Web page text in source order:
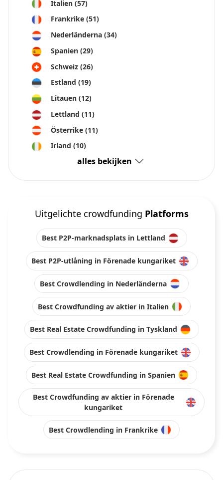
Italien (57)
Frankrike (51)
Nederländerna (34)
Spanien (29)
Schweiz (26)
Estland (19)
Litauen (12)
Lettland (11)
Österrike (11)
Irland (10)
alles bekijken
Uitgelichte crowdfunding Platforms
Best P2P-marknadsplats in Lettland
Best P2P-utlåning in Förenade kungariket
Best Crowdlending in Nederländerna
Best Crowdfunding av aktier in Italien
Best Real Estate Crowdfunding in Tyskland
Best Crowdlending in Förenade kungariket
Best Real Estate Crowdfunding in Spanien
Best Crowdfunding av aktier in Förenade
kungariket
Best Crowdlending in Frankrike